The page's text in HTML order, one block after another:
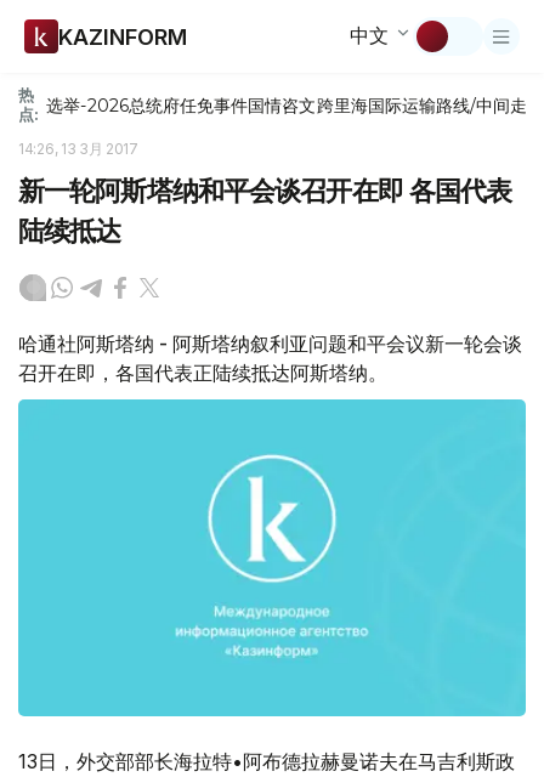
KAZINFORM 中文
热
点: 选举-2026总统府任免事件国情咨文跨里海国际运输路线/中间走廊
14:26, 13 3月 2017
新一轮阿斯塔纳和平会谈召开在即 各国代表
陆续抵达
哈通社阿斯塔纳 - 阿斯塔纳叙利亚问题和平会议新一轮会谈
召开在即，各国代表正陆续抵达阿斯塔纳。
13日，外交部部长海拉特•阿布德拉赫曼诺夫在马吉利斯政